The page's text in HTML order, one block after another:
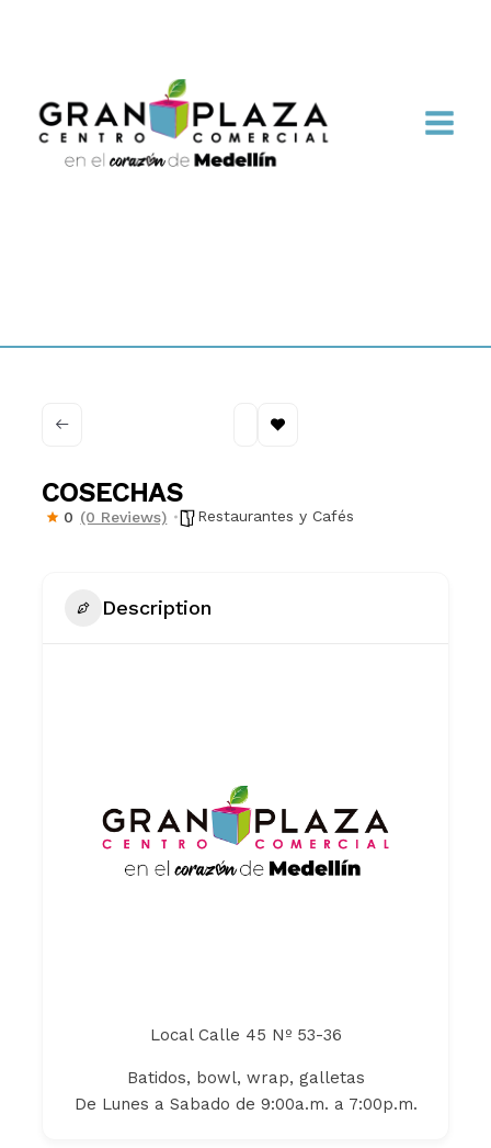
COSECHAS
0 (0 Reviews) Restaurantes y Cafés
Description
Local Calle 45 Nº 53-36
Batidos, bowl, wrap, galletas
De Lunes a Sabado de 9:00a.m. a 7:00p.m.